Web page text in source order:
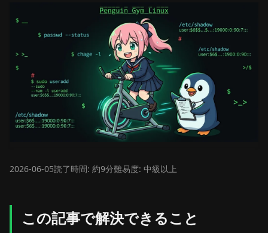
2026-06-05読了時間: 約9分難易度: 中級以上
この記事で解決できること